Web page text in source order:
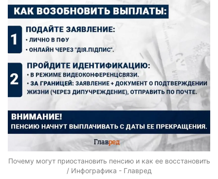
Почему могут приостановить пенсию и как ее восстановить
/ Инфографика - Главред